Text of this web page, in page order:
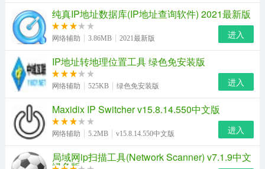
纯真IP地址数据库(IP地址查询软件) 2021最新版
网络辅助 3.86MB 2021最新版 进入
IP地址转地理位置工具 绿色免安装版
网络辅助 525KB 绿色免安装版 进入
Maxidix IP Switcher v15.8.14.550中文版
网络辅助 5.2MB v15.8.14.550中文版 进入
局域网ip扫描工具(Network Scanner) v7.1.9中文